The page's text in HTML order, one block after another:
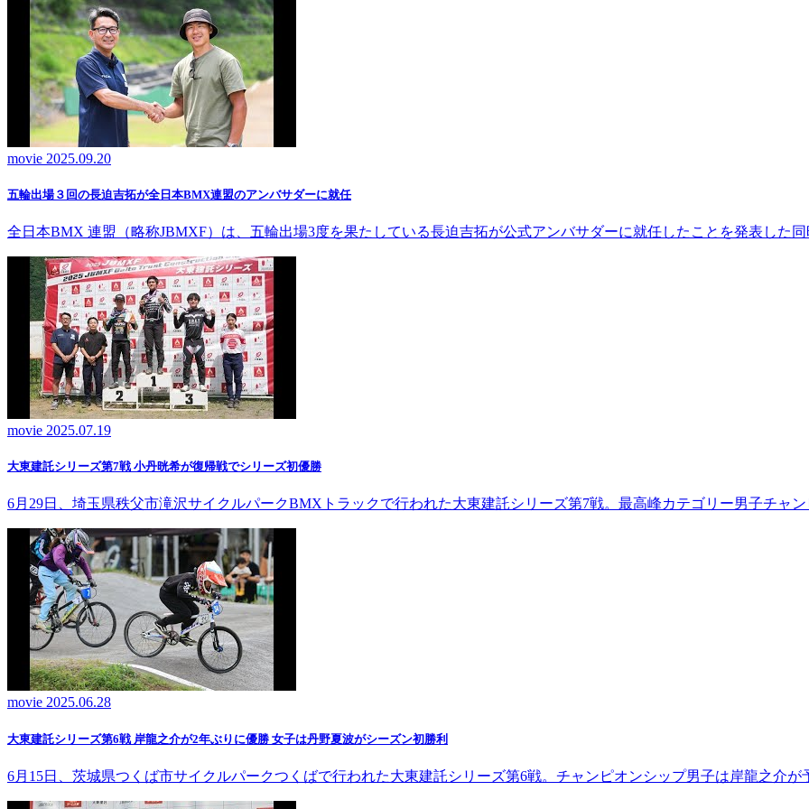
movie 2025.09.20
五輪出場３回の長迫吉拓が全日本BMX連盟のアンバサダーに就任
全日本BMX 連盟（略称JBMXF）は、五輪出場3度を果たしている長迫吉拓が公式アンバサダーに就任したことを発表した
movie 2025.07.19
大東建託シリーズ第7戦 ⼩丹晄希が復帰戦でシリーズ初優勝
6月29日、埼玉県秩父市滝沢サイクルパークBMXトラックで行われた大東建託シリーズ第7戦。最高峰カテゴリー男子チャ
movie 2025.06.28
大東建託シリーズ第6戦 岸龍之介が2年ぶりに優勝 女子は丹野夏波がシーズン初勝利
6月15日、茨城県つくば市サイクルパークつくばで行われた大東建託シリーズ第6戦。チャンピオンシップ男子は岸龍之介